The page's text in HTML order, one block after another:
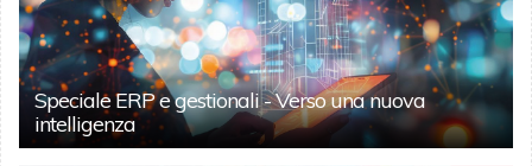
Speciale ERP e gestionali - Verso una nuova
intelligenza